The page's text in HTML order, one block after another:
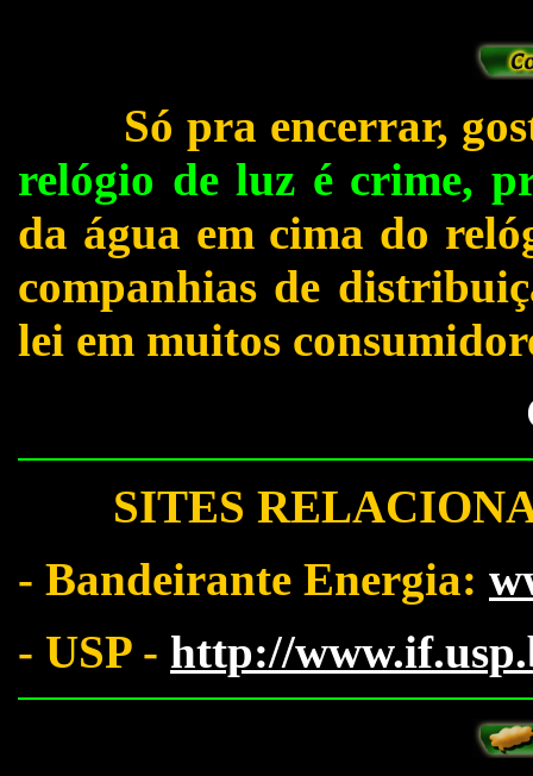
Só pra encerrar,
relógio de luz é crime,
da água em cima do
companhias de
lei em muitos
SITES
- Bandeirante Energia:
- USP - http://